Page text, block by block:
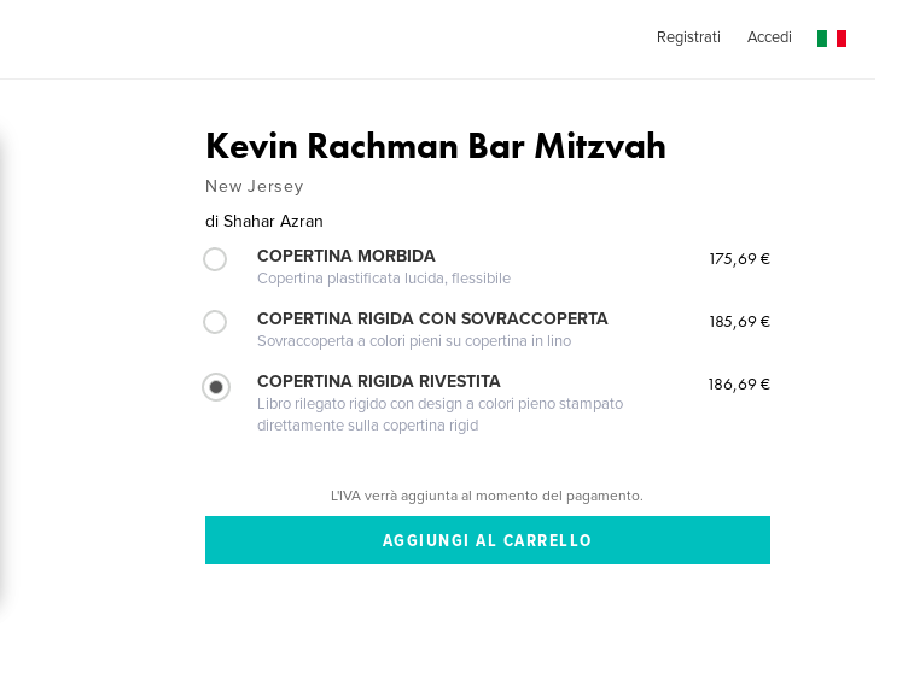
Registrati Accedi
Kevin Rachman Bar Mitzvah
New Jersey
di Shahar Azran
COPERTINA MORBIDA
Copertina plastificata lucida, flessibile
175,69 €
COPERTINA RIGIDA CON SOVRACCOPERTA
Sovraccoperta a colori pieni su copertina in lino
185,69 €
COPERTINA RIGIDA RIVESTITA
Libro rilegato rigido con design a colori pieno stampato
direttamente sulla copertina rigid
186,69 €
L'IVA verrà aggiunta al momento del pagamento.